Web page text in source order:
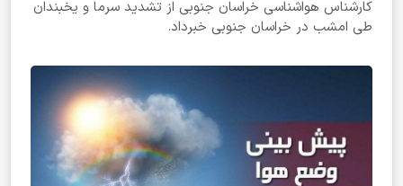
کارشناس هواشناسی خراسان جنوبی از تشدید سرما و یخبندان
طی امشب در خراسان جنوبی خبرداد.